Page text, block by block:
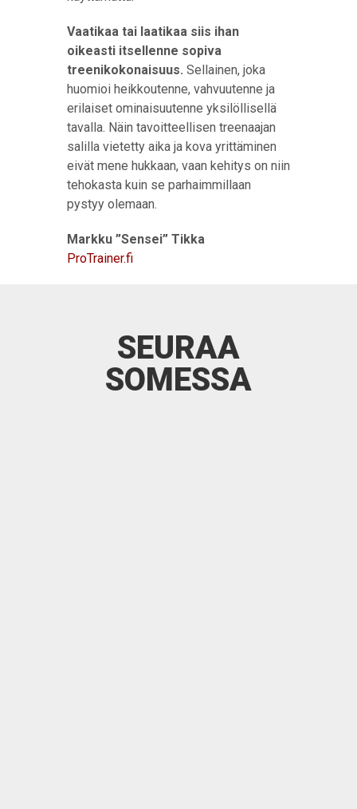
Vaatikaa tai laatikaa siis ihan
oikeasti itsellenne sopiva
treenikokonaisuus. Sellainen, joka
huomioi heikkoutenne, vahvuutenne ja
erilaiset ominaisuutenne yksilöllisellä
tavalla. Näin tavoitteellisen treenaajan
salilla vietetty aika ja kova yrittäminen
eivät mene hukkaan, vaan kehitys on niin
tehokasta kuin se parhaimmillaan
pystyy olemaan.
Markku ”Sensei” Tikka
ProTrainer.fi
SEURAA
SOMESSA